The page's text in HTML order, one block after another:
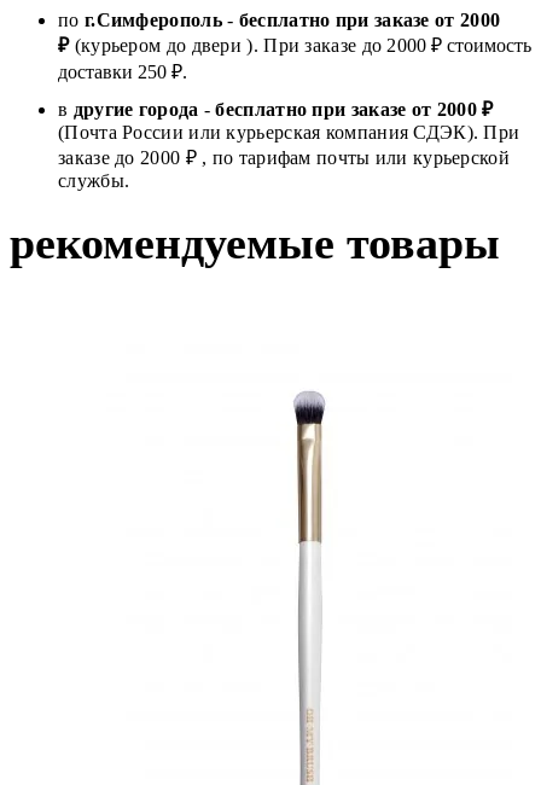
по г.Симферополь- бесплатно при заказе от 2000
₽(курьером до двери ). При заказе до 2000 ₽ стоимость
доставки 250 ₽.
в другие города -бесплатно при заказе от 2000 ₽
(Почта России или курьерская компания СДЭК). При
заказе до 2000 ₽ , по тарифам почты или курьерской
службы.
рекомендуемые товары